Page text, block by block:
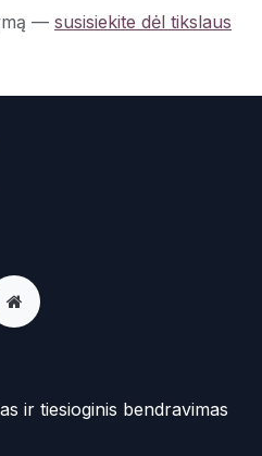
— susisiekite dėl tikslaus
ir tiesioginis bendravimas